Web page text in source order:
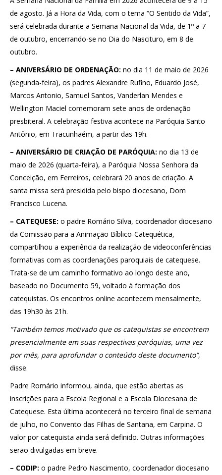
de agosto. Já a Hora da Vida, com o tema “O Sentido da Vida”,
será celebrada durante a Semana Nacional da Vida, de 1º a 7
de outubro, encerrando-se no Dia do Nascituro, em 8 de
outubro.
– ANIVERSÁRIO DE ORDENAÇÃO: no dia 11 de maio de 2026
(segunda-feira), os padres Alexandre Rufino, Eduardo José,
Marcos Antonio, Samuel Santos, Vanderlan Mendes e
Wellington Maciel comemoram sete anos de ordenação
presbiteral. A celebração festiva acontece na Paróquia Santo
Antônio, em Tracunhaém, a partir das 19h.
– ANIVERSÁRIO DE CRIAÇÃO DE PARÓQUIA: no dia 13 de
maio de 2026 (quarta-feira), a Paróquia Nossa Senhora da
Conceição, em Ferreiros, celebrará 20 anos de criação. A
santa missa será presidida pelo bispo diocesano, Dom
Francisco Lucena.
– CATEQUESE: o padre Romário Silva, coordenador diocesano
da Comissão para a Animação Bíblico-Catequética,
compartilhou a experiência da realização de videoconferências
formativas com as coordenações paroquiais de catequese.
Trata-se de um caminho formativo ao longo deste ano,
baseado no Documento 59, voltado à formação dos
catequistas. Os encontros online acontecem mensalmente,
das 19h30 às 21h.
“Também temos motivado que os catequistas se encontrem
presencialmente em suas respectivas paróquias, uma vez
por mês, para aprofundar o conteúdo deste documento”,
disse.
Padre Romário informou, ainda, que estão abertas as
inscrições para a Escola Regional e a Escola Diocesana de
Catequese. Esta última acontecerá no terceiro final de semana
de julho, no Convento das Filhas de Santana, em Carpina. O
valor por catequista ainda será definido. Outras informações
serão divulgadas em breve.
– CODIP: o padre Pedro Nascimento, coordenador diocesano